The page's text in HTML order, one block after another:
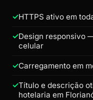
HTTPS ativo em
Design responsivo
celular
Carregamento em
Título e descrição
hotelaria em